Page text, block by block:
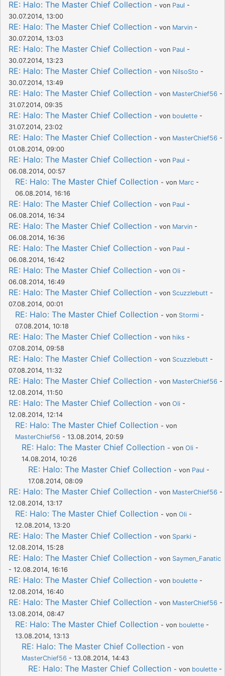
RE: Halo: The Master Chief Collection - von Paul -
30.07.2014, 13:00
RE: Halo: The Master Chief Collection - von Marvin -
30.07.2014, 13:03
RE: Halo: The Master Chief Collection - von Paul -
30.07.2014, 13:23
RE: Halo: The Master Chief Collection - von NilsoSto -
30.07.2014, 13:49
RE: Halo: The Master Chief Collection - von MasterChief56 -
31.07.2014, 09:35
RE: Halo: The Master Chief Collection - von boulette -
31.07.2014, 23:02
RE: Halo: The Master Chief Collection - von MasterChief56 -
01.08.2014, 09:00
RE: Halo: The Master Chief Collection - von Paul -
06.08.2014, 00:57
RE: Halo: The Master Chief Collection - von Marc -
06.08.2014, 16:16
RE: Halo: The Master Chief Collection - von Paul -
06.08.2014, 16:34
RE: Halo: The Master Chief Collection - von Marvin -
06.08.2014, 16:36
RE: Halo: The Master Chief Collection - von Paul -
06.08.2014, 16:42
RE: Halo: The Master Chief Collection - von Oli -
06.08.2014, 16:49
RE: Halo: The Master Chief Collection - von Scuzzlebutt -
07.08.2014, 00:01
RE: Halo: The Master Chief Collection - von Stormi -
07.08.2014, 10:18
RE: Halo: The Master Chief Collection - von hiks -
07.08.2014, 09:58
RE: Halo: The Master Chief Collection - von Scuzzlebutt -
07.08.2014, 11:32
RE: Halo: The Master Chief Collection - von MasterChief56 -
12.08.2014, 11:50
RE: Halo: The Master Chief Collection - von Oli -
12.08.2014, 12:14
RE: Halo: The Master Chief Collection - von
MasterChief56 - 13.08.2014, 20:59
RE: Halo: The Master Chief Collection - von Oli -
14.08.2014, 10:26
RE: Halo: The Master Chief Collection - von Paul -
17.08.2014, 08:09
RE: Halo: The Master Chief Collection - von MasterChief56 -
12.08.2014, 13:17
RE: Halo: The Master Chief Collection - von Oli -
12.08.2014, 13:20
RE: Halo: The Master Chief Collection - von Sparki -
12.08.2014, 15:28
RE: Halo: The Master Chief Collection - von Saymen_Fanatic
- 12.08.2014, 16:16
RE: Halo: The Master Chief Collection - von boulette -
12.08.2014, 16:40
RE: Halo: The Master Chief Collection - von MasterChief56 -
13.08.2014, 08:47
RE: Halo: The Master Chief Collection - von boulette -
13.08.2014, 13:13
RE: Halo: The Master Chief Collection - von
MasterChief56 - 13.08.2014, 14:43
RE: Halo: The Master Chief Collection - von boulette -